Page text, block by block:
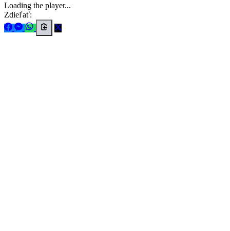
Loading the player...
Zdieľať: